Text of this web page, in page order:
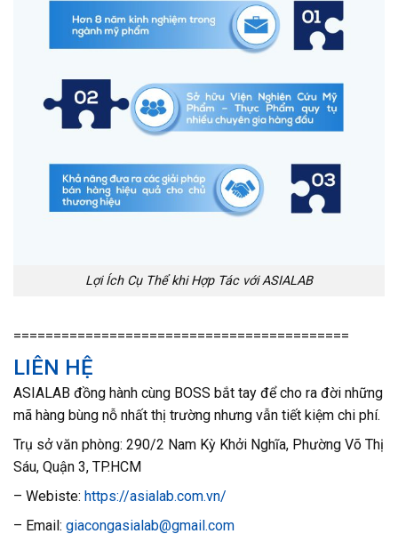
Lợi Ích Cụ Thể khi Hợp Tác với ASIALAB
==========================================
LIÊN HỆ
ASIALAB đồng hành cùng BOSS bắt tay để cho ra đời những
mã hàng bùng nỗ nhất thị trường nhưng vẫn tiết kiệm chi phí.
Trụ sở văn phòng: 290/2 Nam Kỳ Khởi Nghĩa, Phường Võ Thị
Sáu, Quận 3, TP.HCM
– Webiste: https://asialab.com.vn/
– Email: giacongasialab@gmail.com